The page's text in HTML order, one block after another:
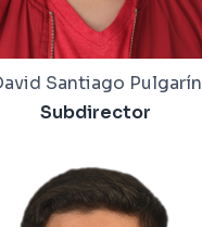
Santiago Pulgarín
Subdirector